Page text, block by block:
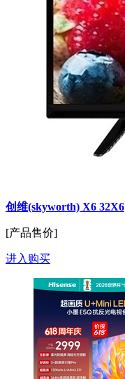
创维(skyworth) X6 32X6
[产品售价]
进入购买